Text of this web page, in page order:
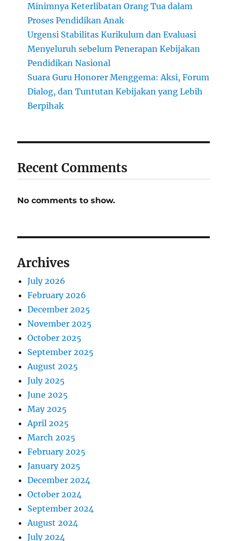
Minimnya Keterlibatan Orang Tua dalam
Proses Pendidikan Anak
Urgensi Stabilitas Kurikulum dan Evaluasi
Menyeluruh sebelum Penerapan Kebijakan
Pendidikan Nasional
Suara Guru Honorer Menggema: Aksi, Forum
Dialog, dan Tuntutan Kebijakan yang Lebih
Berpihak
Recent Comments
No comments to show.
Archives
July 2026
February 2026
December 2025
November 2025
October 2025
September 2025
August 2025
July 2025
June 2025
May 2025
April 2025
March 2025
February 2025
January 2025
December 2024
October 2024
September 2024
August 2024
July 2024